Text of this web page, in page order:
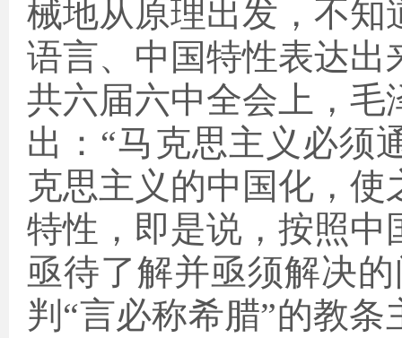
械地从原理出发，不知
语言、中国特性表达出
共六届六中全会上，毛
出：“马克思主义必须
克思主义的中国化，
特性，即是说，按照中
亟待了解并亟须解决
判“言必称希腊”的教